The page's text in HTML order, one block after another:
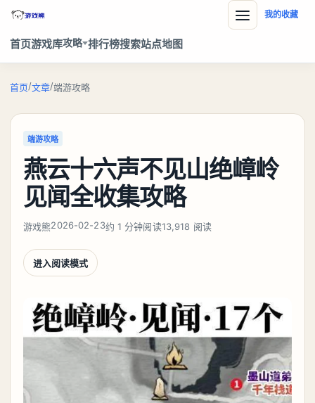
首页游戏库攻略 排行榜搜索站点地图
我的收藏
首页/文章/端游攻略
端游攻略
燕云十六声不见山绝嶂岭
见闻全收集攻略
游戏熊2026-02-23约 1 分钟阅读13,918 阅读
进入阅读模式